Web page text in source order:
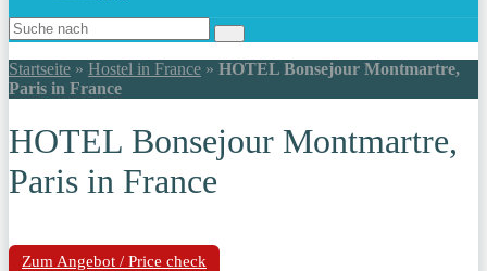
Startseite » Hostel in France » HOTEL Bonsejour Montmartre,
Paris in France
HOTEL Bonsejour Montmartre,
Paris in France
Zum Angebot / Price check